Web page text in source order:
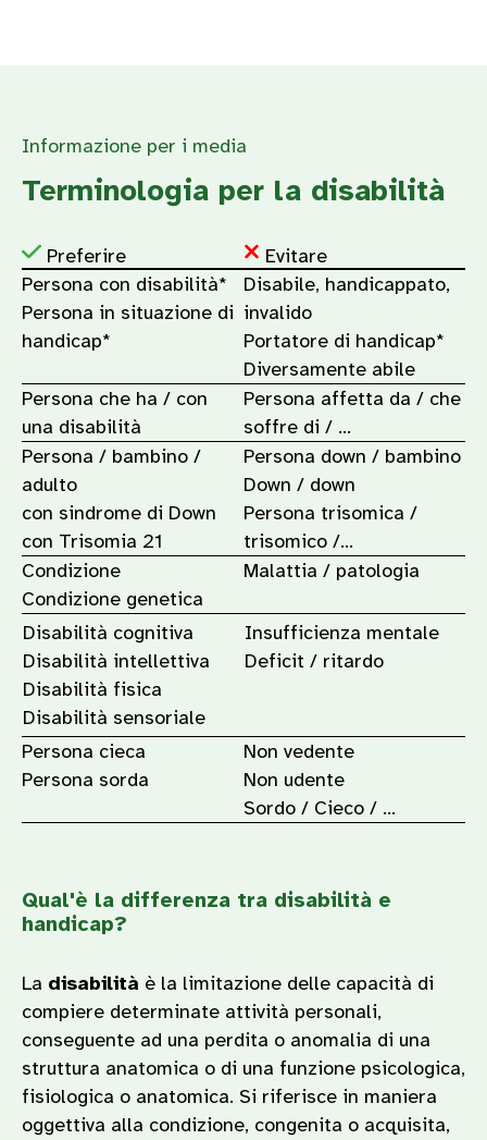
Informazione per i media
Terminologia per la disabilità
Preferire
Evitare
Persona con disabilità*
Persona in situazione di
handicap*
Disabile, handicappato,
invalido
Portatore di handicap*
Diversamente abile
Persona che ha / con
una disabilità
Persona affetta da / che
soffre di / …
Persona / bambino /
adulto
con sindrome di Down
con Trisomia 21
Persona down / bambino
Down / down
Persona trisomica /
trisomico /…
Condizione
Condizione genetica
Malattia / patologia
Disabilità cognitiva
Disabilità intellettiva
Disabilità fisica
Disabilità sensoriale
Insufficienza mentale
Deficit / ritardo
Persona cieca
Persona sorda
Non vedente
Non udente
Sordo / Cieco / …
Qual'è la differenza tra disabilità e
handicap?
La disabilità è la limitazione delle capacità di
compiere determinate attività personali,
conseguente ad una perdita o anomalia di una
struttura anatomica o di una funzione psicologica,
fisiologica o anatomica. Si riferisce in maniera
oggettiva alla condizione, congenita o acquisita,